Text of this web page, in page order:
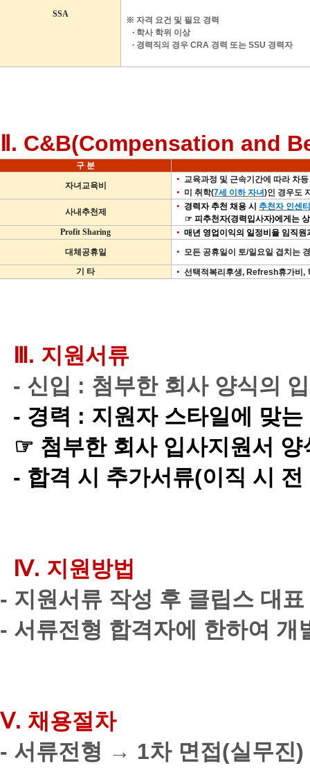
SSA
※ 자격 요건 및 필요 경력
∙ 학사 학위 이상
∙ 경력직의 경우 CRA 경력 또는 SSU 경력자
. C&B(Compensation and
구 분
자녀교육비
• 교육과정 및 근속기간에 따라 차등
• 미 취학(7세 이하 자녀)인 경우도
사내추천제
• 경력자 추천 채용 시추천자 인센
☞ 피추천자(경력입사자)에게는
Profit Sharing
• 매년 영업이익의 일정비율 임직원
대체공휴일
• 모든 공휴일이 토/일요일 겹치는
기 타
• 선택적복리후생, Refresh휴가비,
. 지원서류
- 신입 : 첨부한 회사 양식의
- 경력 : 지원자 스타일에 맞는
☞ 첨부한 회사 입사지원서 양
- 합격 시 추가서류(이직 시 전
Ⅳ. 지원방법
- 지원서류 작성 후 클립스 대표
- 서류전형 합격자에 한하여 개
Ⅴ. 채용절차
- 서류전형 → 1차 면접(실무진)